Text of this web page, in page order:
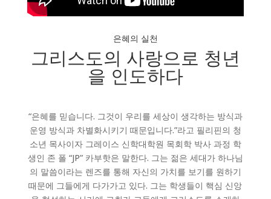
은혜의 실천
그리스도의 사랑으로 청년
을 인도하다
“은혜를 믿습니다. 그것이 우리를 세상이 생각하는 방식과
운영 방식과 차별화시키기 때문입니다.”라고 필리핀의 청
소년 목사이자 그레이스 신학대학원 목회학 박사 과정 학
생인 존 폴 “JP” 카부핫은 말한다. 그는 젊은 세대가 하나님
의 말씀이라는 렌즈를 통해 자신의 가치를 보기를 원하기
때문에 그들에게 다가가고 있다. 그는 학생들이 핵심 신앙